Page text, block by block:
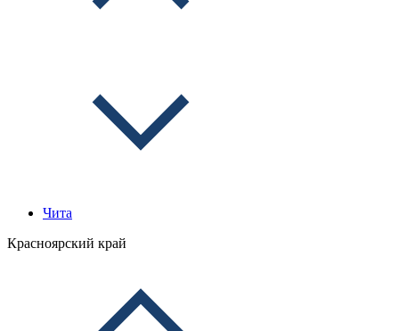
Чита
Красноярский край